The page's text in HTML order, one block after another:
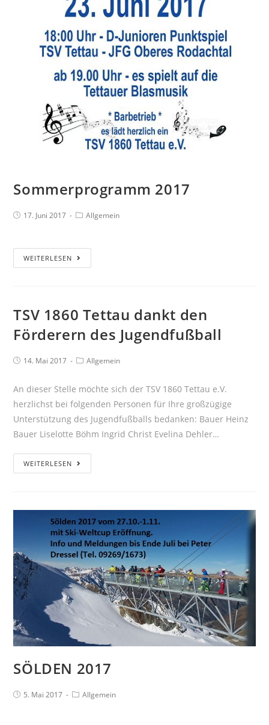
Sommerprogramm 2017
17. Juni 2017 Allgemein
WEITERLESEN
TSV 1860 Tettau dankt den
Förderern des Jugendfußball
14. Mai 2017 Allgemein
An dieser Stelle möchte sich der TSV 1860 Tettau e.V.
herzlichst bei folgenden Personen für Ihre großzügige
Unterstützung des Jugendfußballs bedanken: Bauer Heinz
Bauer Liselotte Böhm Ingrid Christ Evelina Dehler…
WEITERLESEN
SÖLDEN 2017
5. Mai 2017 Allgemein